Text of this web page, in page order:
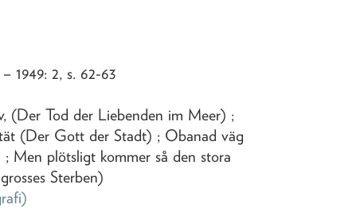
– 1949: 2, s. 62-63
(Der Tod der Liebenden im Meer) ;
(Der Gott der Stadt) ; Obanad väg
Men plötsligt kommer så den stora
Sterben)